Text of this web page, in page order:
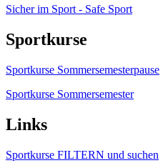
Sicher im Sport - Safe Sport
Sportkurse
Sportkurse Sommersemesterpause
Sportkurse Sommersemester
Links
Sportkurse FILTERN und suchen